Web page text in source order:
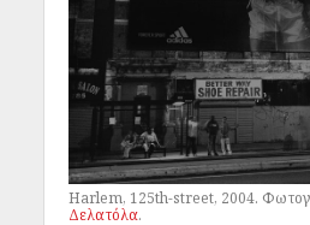
Harlem, 125th-street, 2004.
Δελατόλα.